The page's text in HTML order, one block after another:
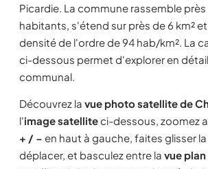
Picardie. La commune rassemble près
habitants, s'étend sur près de 6 km²
densité de l'ordre de 94 hab/km². La
ci-dessous permet d'explorer en
communal.
Découvrez la vue photo satellite de
l'image satelliteci-dessous, zoomez
+ / − en haut à gauche, faites glisser
déplacer, et basculez entre la vue plan